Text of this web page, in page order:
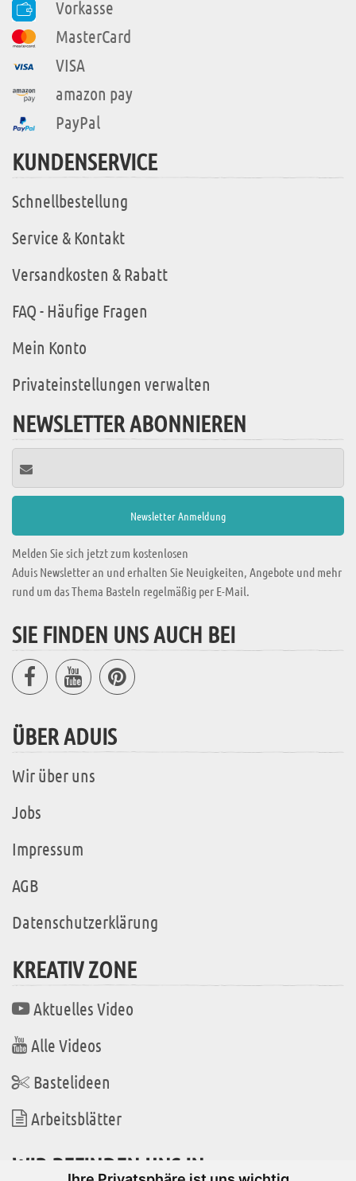
Vorkasse
MasterCard
VISA
amazon pay
PayPal
KUNDENSERVICE
Schnellbestellung
Service & Kontakt
Versandkosten & Rabatt
FAQ - Häufige Fragen
Mein Konto
Privateinstellungen verwalten
NEWSLETTER ABONNIEREN
Melden Sie sich jetzt zum kostenlosen
Aduis Newsletter an und erhalten Sie Neuigkeiten, Angebote und mehr
rund um das Thema Basteln regelmäßig per E-Mail.
SIE FINDEN UNS AUCH BEI
ÜBER ADUIS
Wir über uns
Jobs
Impressum
AGB
Datenschutzerklärung
KREATIV ZONE
Aktuelles Video
Alle Videos
Bastelideen
Arbeitsblätter
WIR BEFINDEN UNS IN